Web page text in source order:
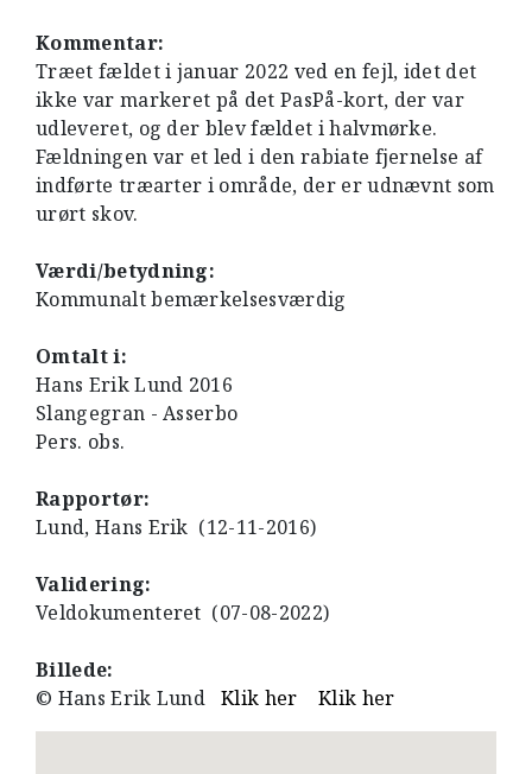
Kommentar:
Træet fældet i januar 2022 ved en fejl, idet det
ikke var markeret på det PasPå-kort, der var
udleveret, og der blev fældet i halvmørke.
Fældningen var et led i den rabiate fjernelse af
indførte træarter i område, der er udnævnt som
urørt skov.
Værdi/betydning:
Kommunalt bemærkelsesværdig
Omtalt i:
Hans Erik Lund 2016
Slangegran - Asserbo
Pers. obs.
Rapportør:
Lund, Hans Erik (12-11-2016)
Validering:
Veldokumenteret (07-08-2022)
Billede:
© Hans Erik LundKlik her Klik her